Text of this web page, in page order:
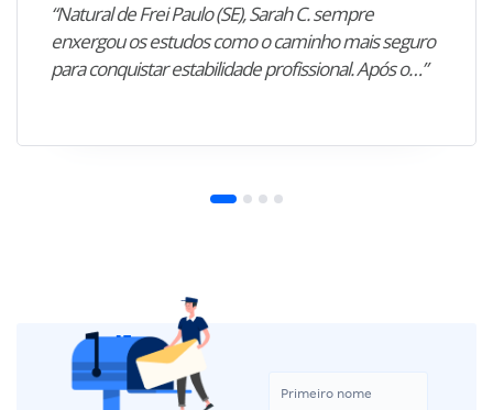
“Natural de Frei Paulo (SE), Sarah C. sempre
enxergou os estudos como o caminho mais seguro
para conquistar estabilidade profissional. Após o…”